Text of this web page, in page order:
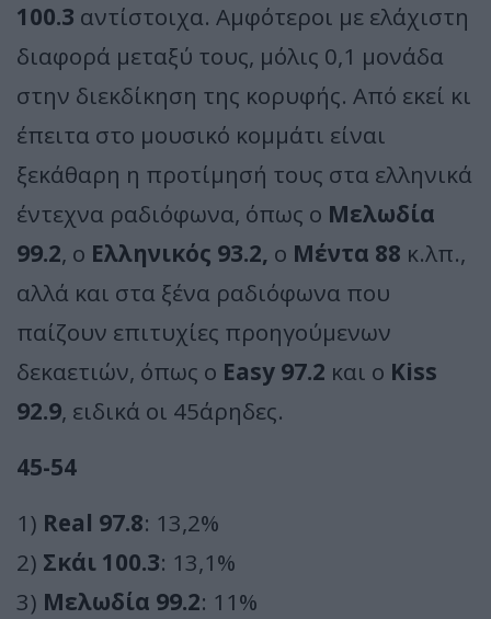
100.3 αντίστοιχα. Αμφότεροι με ελάχιστη
διαφορά μεταξύ τους, μόλις 0,1 μονάδα
στην διεκδίκηση της κορυφής. Από εκεί κι
έπειτα στο μουσικό κομμάτι είναι
ξεκάθαρη η προτίμησή τους στα ελληνικά
έντεχνα ραδιόφωνα, όπως ο Μελωδία
99.2, ο Ελληνικός 93.2, ο Μέντα 88 κ.λπ.,
αλλά και στα ξένα ραδιόφωνα που
παίζουν επιτυχίες προηγούμενων
δεκαετιών, όπως ο Easy 97.2 και ο Kiss
92.9, ειδικά οι 45άρηδες.
45-54
1) Real 97.8: 13,2%
2) Σκάι 100.3: 13,1%
3) Μελωδία 99.2: 11%